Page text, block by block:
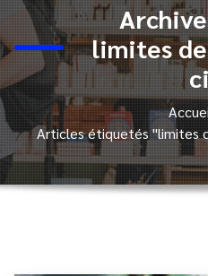
limites
Articles étiquetés "limites